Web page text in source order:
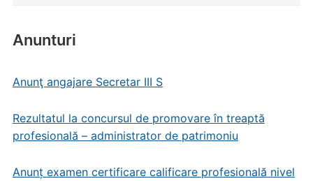
Anunturi
Anunţ angajare Secretar III S
Rezultatul la concursul de promovare în treaptă
profesională – administrator de patrimoniu
Anunț examen certificare calificare profesională nivel